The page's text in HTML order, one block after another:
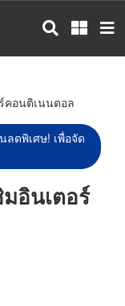
คอนติเนนตอล
ดพิเศษ! เพื่อจัด
อินเตอร์